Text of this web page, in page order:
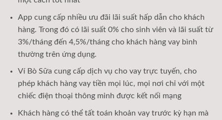
App cung cấp nhiều ưu đãi lãi suất hấp dẫn cho khách
hàng. Trong đó có lãi suất 0% cho sinh viên và lãi suất từ
3%/tháng đến 4,5%/tháng cho khách hàng vay bình
thường trên ứng dụng.
Ví Bò Sữa cung cấp dịch vụ cho vay trực tuyến, cho
phép khách hàng vay tiền mọi lúc, mọi nơi chỉ với một
chiếc điện thoại thông minh được kết nối mạng
Khách hàng có thể tất toán khoản vay trước kỳ hạn mà